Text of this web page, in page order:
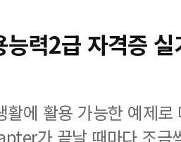
능력2급 자격증
활에 활용 가능한 예제
가 끝날 때마다 조금